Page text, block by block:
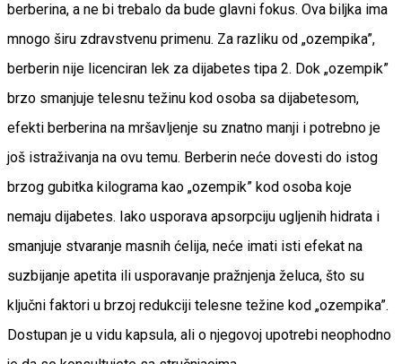
berberina, a ne bi trebalo da bude glavni fokus. Ova biljka ima
mnogo širu zdravstvenu primenu. Za razliku od „ozempika”,
berberin nije licenciran lek za dijabetes tipa 2. Dok „ozempik”
brzo smanjuje telesnu težinu kod osoba sa dijabetesom,
efekti berberina na mršavljenje su znatno manji i potrebno je
još istraživanja na ovu temu. Berberin neće dovesti do istog
brzog gubitka kilograma kao „ozempik” kod osoba koje
nemaju dijabetes. Iako usporava apsorpciju ugljenih hidrata i
smanjuje stvaranje masnih ćelija, neće imati isti efekat na
suzbijanje apetita ili usporavanje pražnjenja želuca, što su
ključni faktori u brzoj redukciji telesne težine kod „ozempika”.
Dostupan je u vidu kapsula, ali o njegovoj upotrebi neophodno